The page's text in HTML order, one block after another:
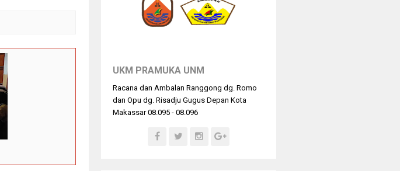
UKM PRAMUKA UNM
Racana dan Ambalan Ranggong dg. Romo
dan Opu dg. Risadju Gugus Depan Kota
Makassar 08.095 - 08.096